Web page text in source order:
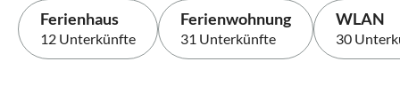
Ferienhaus
12 Unterkünfte
Ferienwohnung
31 Unterkünfte
WLAN
30